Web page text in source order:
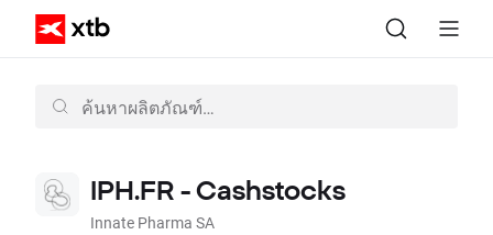
IPH.FR - Cashstocks
Innate Pharma SA